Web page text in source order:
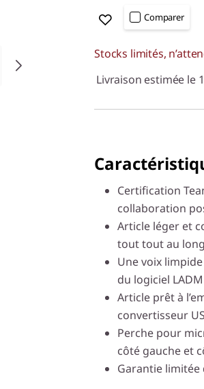
Comparer
Stocks limités,
Livraison estimée le
Certification
collaboration
Article léger et
tout tout au
Une voix
du logiciel LADM
Article prêt à
convertisseur
Perche pour
côté gauche et
Garantie limitée